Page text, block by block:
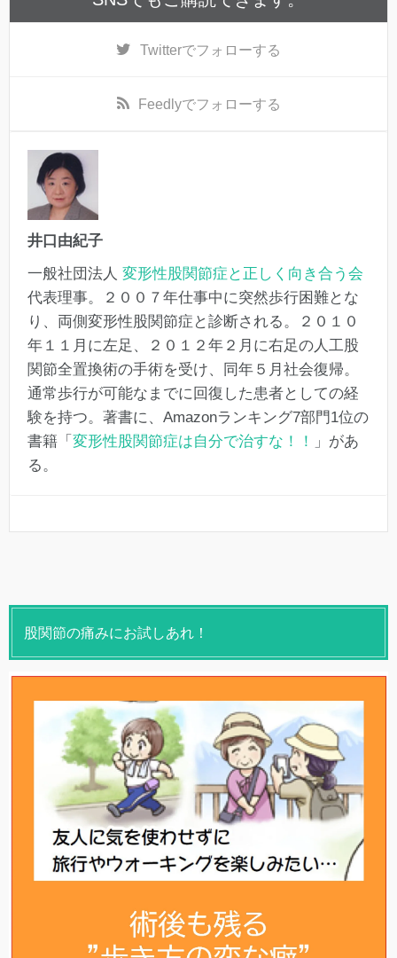
Twitterでフォローする
Feedlyでフォローする
井口由紀子
一般社団法人 変形性股関節症と正しく向き合う会
代表理事。２００７年仕事中に突然歩行困難とな
り、両側変形性股関節症と診断される。２０１０
年１１月に左足、２０１２年２月に右足の人工股
関節全置換術の手術を受け、同年５月社会復帰。
通常歩行が可能なまでに回復した患者としての経
験を持つ。著書に、Amazonランキング7部門1位の
書籍「 変形性股関節症は自分で治すな！！
」があ
る。
股関節の痛みにお試しあれ！